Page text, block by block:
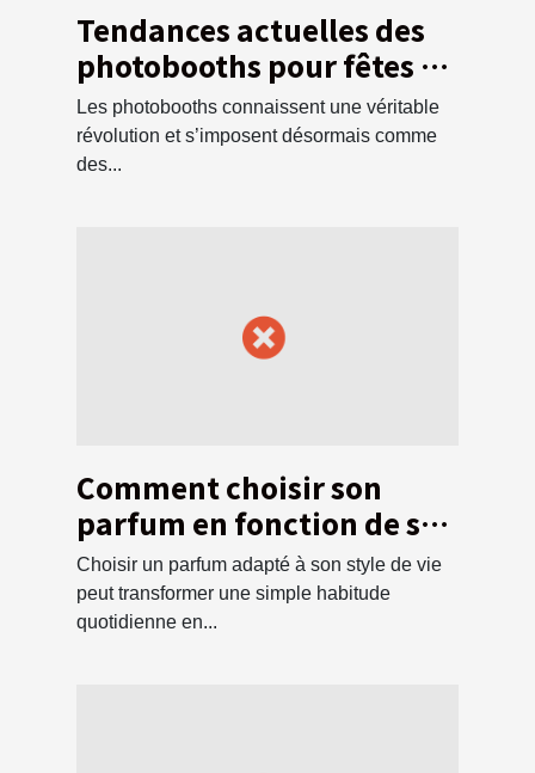
Tendances actuelles des
photobooths pour fêtes et
événements
Les photobooths connaissent une véritable
révolution et s’imposent désormais comme
des...
Comment choisir son
parfum en fonction de son
style de vie ?
Choisir un parfum adapté à son style de vie
peut transformer une simple habitude
quotidienne en...